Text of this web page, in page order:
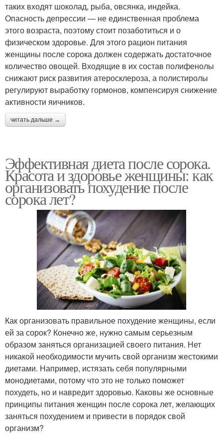
таких входят шоколад, рыба, овсянка, индейка.
Опасность депрессии — не единственная проблема
этого возраста, поэтому стоит позаботиться и о
физическом здоровье. Для этого рацион питания
женщины после сорока должен содержать достаточное
количество овощей. Входящие в их состав полифенолы
снижают риск развития атеросклероза, а полистиролы
регулируют выработку гормонов, компенсируя снижение
активности яичников.
читать дальше →
Эффективная диета после сорока.
Красота и здоровье женщины: как
организовать похудение после
сорока лет?
Как организовать правильное похудение женщины, если
ей за сорок? Конечно же, нужно самым серьезным
образом заняться организацией своего питания. Нет
никакой необходимости мучить свой организм жестокими
диетами. Например, истязать себя популярными
монодиетами, потому что это не только поможет
похудеть, но и навредит здоровью. Каковы же основные
принципы питания женщин после сорока лет, желающих
заняться похудением и привести в порядок свой
организм?